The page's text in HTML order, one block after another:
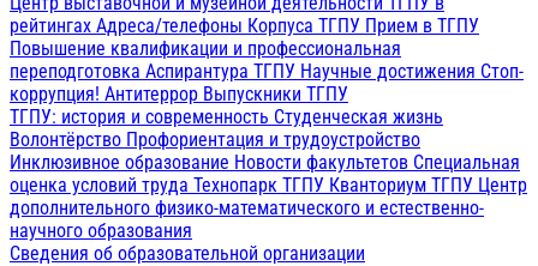
рейтингах Адреса/телефоны Корпуса ТГПУ Прием в ТГПУ
Повышение квалификации и профессиональная
переподготовка Аспирантура ТГПУ Научные достижения Стоп-
коррупция! Антитеррор Выпускники ТГПУ
ТГПУ: история и современность Студенческая жизнь
Волонтёрство Профориентация и трудоустройство
Инклюзивное образование Новости факультетов Специальная
оценка условий труда Технопарк ТГПУ Кванториум ТГПУ Центр
дополнительного физико-математического и естественно-
научного образования
Сведения об образовательной организации